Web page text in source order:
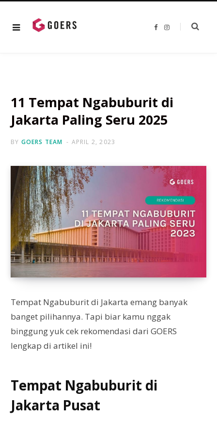
F
I
11 Tempat Ngabuburit di
Jakarta Paling Seru 2025
BY GOERS TEAM APRIL 2, 2023
Tempat Ngabuburit di Jakarta emang banyak
banget pilihannya. Tapi biar kamu nggak
binggung yuk cek rekomendasi dari GOERS
lengkap di artikel ini!
Tempat Ngabuburit di
Jakarta Pusat